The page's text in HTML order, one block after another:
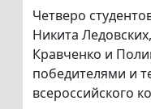
Четверо
Никита
Кравченко и
победителями и
всероссийского